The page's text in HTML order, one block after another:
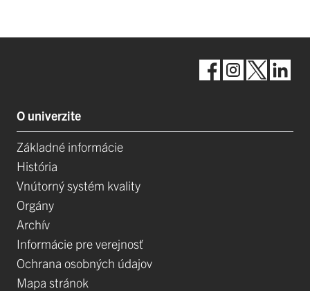
O univerzite
Základné informácie
História
Vnútorný systém kvality
Orgány
Archív
Informácie pre verejnosť
Ochrana osobných údajov
Mapa stránok